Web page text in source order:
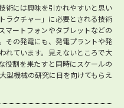
術には興味を引かれやすいと思い
ラクチャー」に必要とされる技術
マートフォンやタブレットなどの
その発電にも、発電プラントや発
れています。見えないところで大
役割を果たすと同時にスケールの
型機械の研究に目を向けてもらえ